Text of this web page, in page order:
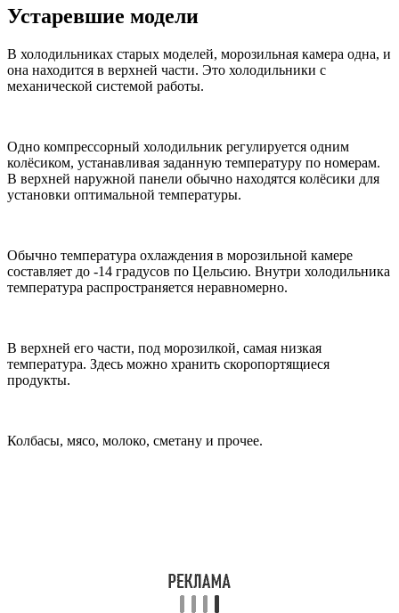
Устаревшие модели
В холодильниках старых моделей, морозильная камера одна, и
она находится в верхней части. Это холодильники с
механической системой работы.
Одно компрессорный холодильник регулируется одним
колёсиком, устанавливая заданную температуру по номерам.
В верхней наружной панели обычно находятся колёсики для
установки оптимальной температуры.
Обычно температура охлаждения в морозильной камере
составляет до -14 градусов по Цельсию. Внутри холодильника
температура распространяется неравномерно.
В верхней его части, под морозилкой, самая низкая
температура. Здесь можно хранить скоропортящиеся
продукты.
Колбасы, мясо, молоко, сметану и прочее.